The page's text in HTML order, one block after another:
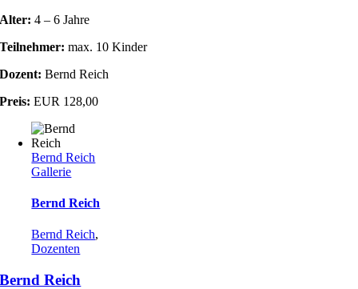
Alter: 4 – 6 Jahre
Teilnehmer: max. 10 Kinder
Dozent: Bernd Reich
Preis: EUR 128,00
Bernd Reich
Gallerie
Bernd Reich
Bernd Reich,
Dozenten
Bernd Reich